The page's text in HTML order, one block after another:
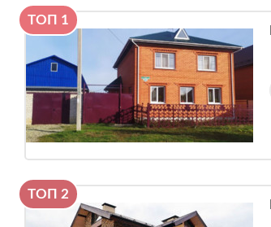
ТОП 1
ТОП 2